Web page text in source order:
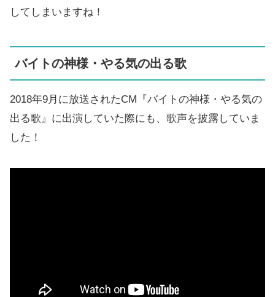
してしまいますね！
バイトの神様・やる気の出る歌
2018年9月に放送されたCM『バイトの神様・やる気の
出る歌』に出演していた際にも、歌声を披露していま
した！